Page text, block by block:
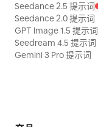
Seedance 2.5 提示词
Seedance 2.0 提示词
GPT Image 1.5 提示词
Seedream 4.5 提示词
Gemini 3 Pro 提示词